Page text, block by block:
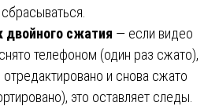
двойного сжатия — если видео
телефоном (один раз сжато),
отредактировано и снова сжато
это оставляет следы.